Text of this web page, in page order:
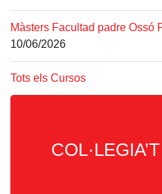
Màsters Facultad padre Ossó
10/06/2026
Tots els Cursos